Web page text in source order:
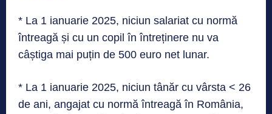
* La 1 ianuarie 2025, niciun salariat cu normă
întreagă și cu un copil în întreținere nu va
câștiga mai puțin de 500 euro net lunar.
* La 1 ianuarie 2025, niciun tânăr cu vârsta < 26
de ani, angajat cu normă întreagă în România,